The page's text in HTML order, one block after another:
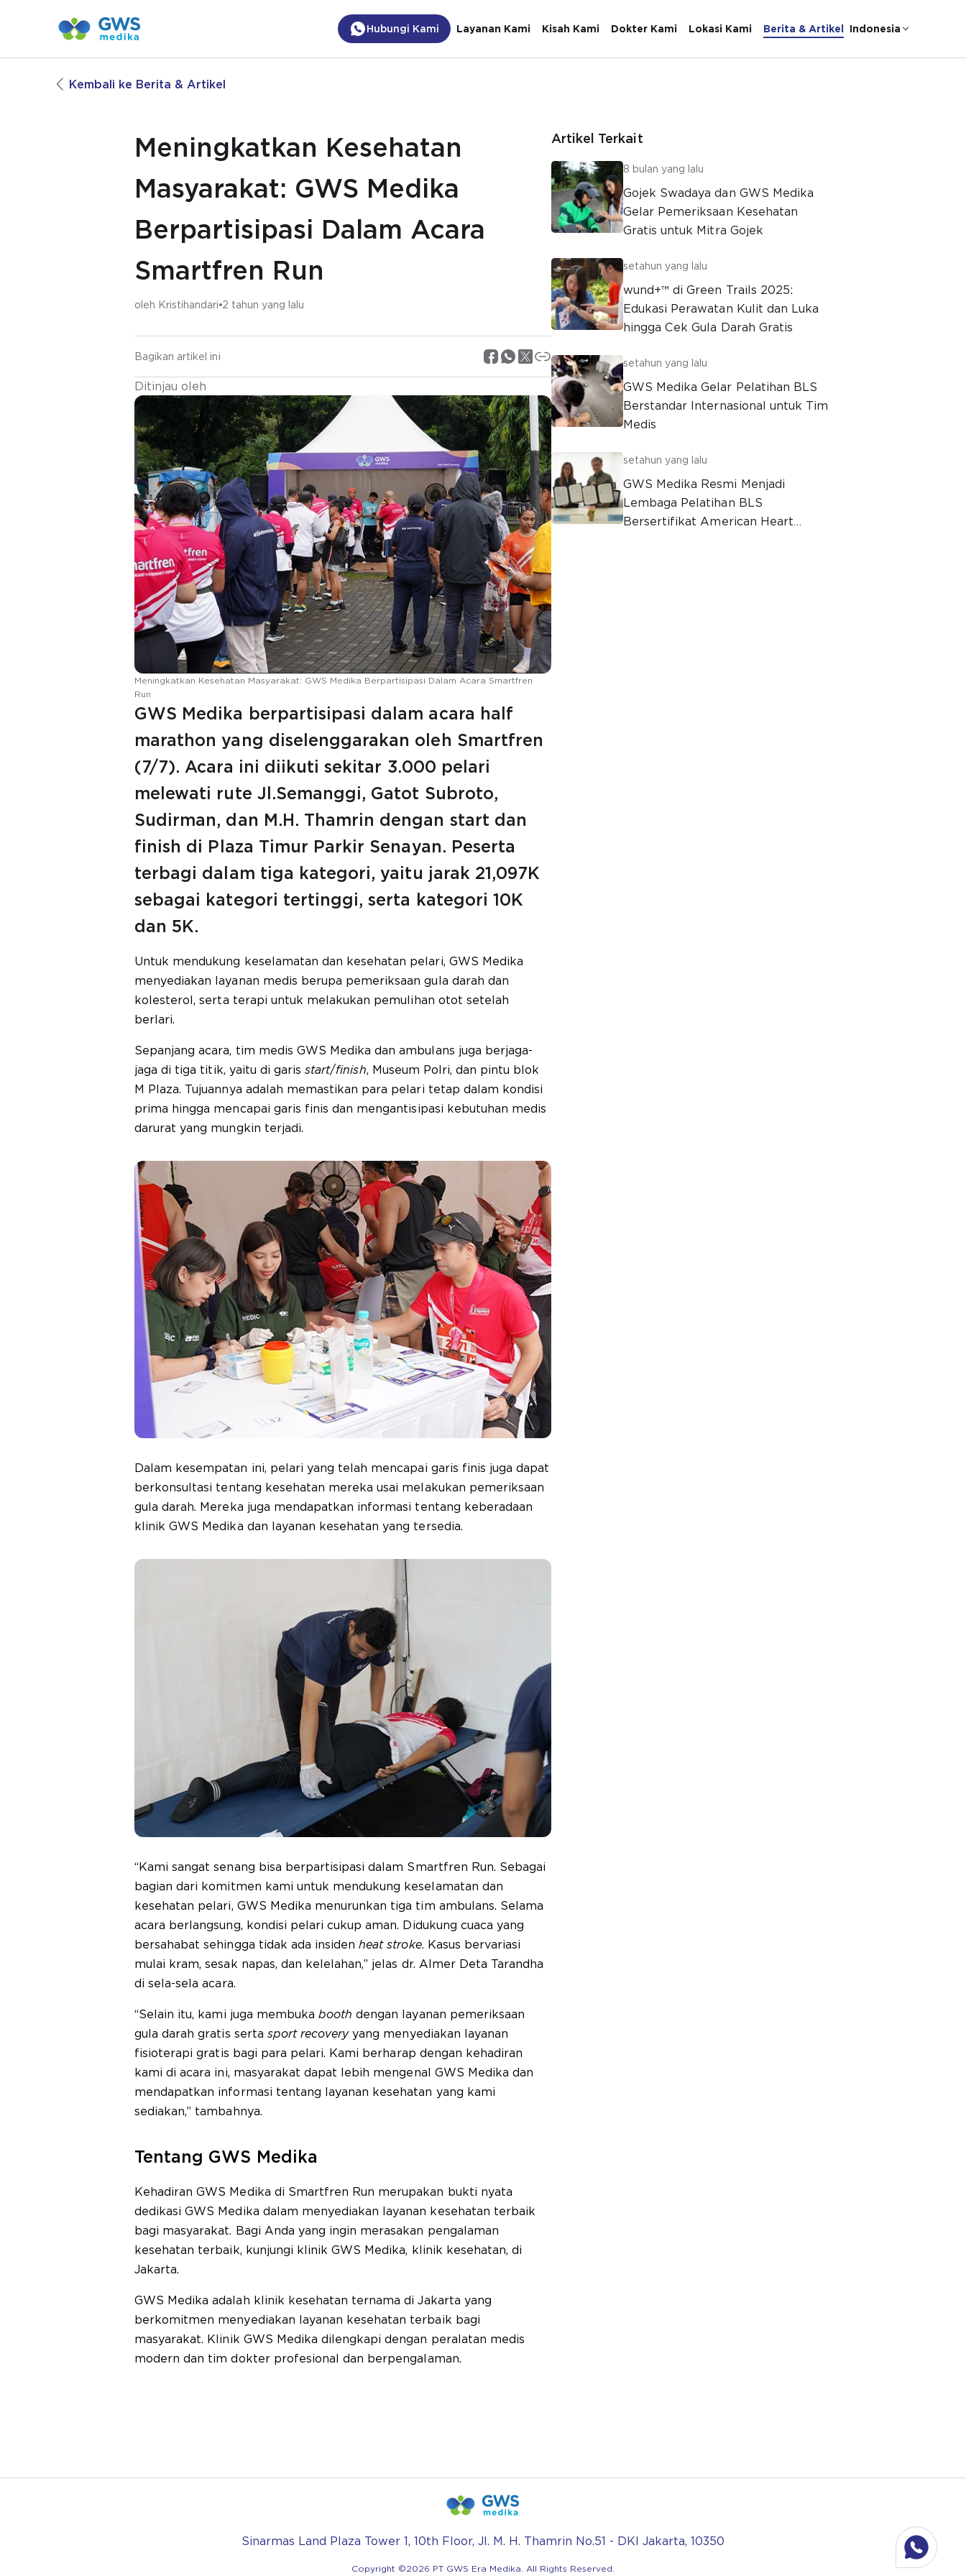
Hubungi Kami Layanan Kami Kisah Kami Dokter Kami Lokasi Kami Berita & Artikel Indonesia
Kembali ke Berita & Artikel
Meningkatkan Kesehatan
Masyarakat: GWS Medika
Berpartisipasi Dalam Acara
Smartfren Run
oleh Kristihandari 2 tahun yang lalu
Bagikan artikel ini
Ditinjau oleh
Meningkatkan Kesehatan Masyarakat: GWS Medika Berpartisipasi Dalam Acara Smartfren
Run
GWS Medika berpartisipasi dalam acara half
marathon yang diselenggarakan oleh Smartfren
(7/7). Acara ini diikuti sekitar 3.000 pelari
melewati rute Jl.Semanggi, Gatot Subroto,
Sudirman, dan M.H. Thamrin dengan start dan
finish di Plaza Timur Parkir Senayan. Peserta
terbagi dalam tiga kategori, yaitu jarak 21,097K
sebagai kategori tertinggi, serta kategori 10K
dan 5K.
Untuk mendukung keselamatan dan kesehatan pelari, GWS Medika
menyediakan layanan medis berupa pemeriksaan gula darah dan
kolesterol, serta terapi untuk melakukan pemulihan otot setelah
berlari.
Sepanjang acara, tim medis GWS Medika dan ambulans juga berjaga-
jaga di tiga titik, yaitu di garisstart/finish, Museum Polri, dan pintu blok
M Plaza. Tujuannya adalah memastikan para pelari tetap dalam kondisi
prima hingga mencapai garis finis dan mengantisipasi kebutuhan medis
darurat yang mungkin terjadi.
Dalam kesempatan ini, pelari yang telah mencapai garis finis juga dapat
berkonsultasi tentang kesehatan mereka usai melakukan pemeriksaan
gula darah. Mereka juga mendapatkan informasi tentang keberadaan
klinik GWS Medika dan layanan kesehatan yang tersedia.
“Kami sangat senang bisa berpartisipasi dalam Smartfren Run. Sebagai
bagian dari komitmen kami untuk mendukung keselamatan dan
kesehatan pelari, GWS Medika menurunkan tiga tim ambulans. Selama
acara berlangsung, kondisi pelari cukup aman. Didukung cuaca yang
bersahabat sehingga tidak ada insidenheat stroke. Kasus bervariasi
mulai kram, sesak napas, dan kelelahan,” jelas dr. Almer Deta Tarandha
di sela-sela acara.
“Selain itu, kami juga membuka booth dengan layanan pemeriksaan
gula darah gratis serta sport recoveryyang menyediakan layanan
fisioterapi gratis bagi para pelari. Kami berharap dengan kehadiran
kami di acara ini, masyarakat dapat lebih mengenal GWS Medika dan
mendapatkan informasi tentang layanan kesehatan yang kami
sediakan,” tambahnya.
Tentang GWS Medika
Kehadiran GWS Medika di Smartfren Run merupakan bukti nyata
dedikasi GWS Medika dalam menyediakan layanan kesehatan terbaik
bagi masyarakat. Bagi Anda yang ingin merasakan pengalaman
kesehatan terbaik, kunjungi klinik GWS Medika, klinik kesehatan, di
Jakarta.
GWS Medika adalah klinik kesehatan ternama di Jakarta yang
berkomitmen menyediakan layanan kesehatan terbaik bagi
masyarakat. Klinik GWS Medika dilengkapi dengan peralatan medis
modern dan tim dokter profesional dan berpengalaman.
Artikel Terkait
8 bulan yang lalu
Gojek Swadaya dan GWS Medika
Gelar Pemeriksaan Kesehatan
Gratis untuk Mitra Gojek
setahun yang lalu
wund+™ di Green Trails 2025:
Edukasi Perawatan Kulit dan Luka
hingga Cek Gula Darah Gratis
setahun yang lalu
GWS Medika Gelar Pelatihan BLS
Berstandar Internasional untuk Tim
Medis
setahun yang lalu
GWS Medika Resmi Menjadi
Lembaga Pelatihan BLS
Bersertifikat American Heart
Sinarmas Land Plaza Tower 1, 10th Floor, Jl. M. H. Thamrin No.51 - DKI Jakarta, 10350
Copyright ©2026 PT GWS Era Medika. All Rights Reserved.